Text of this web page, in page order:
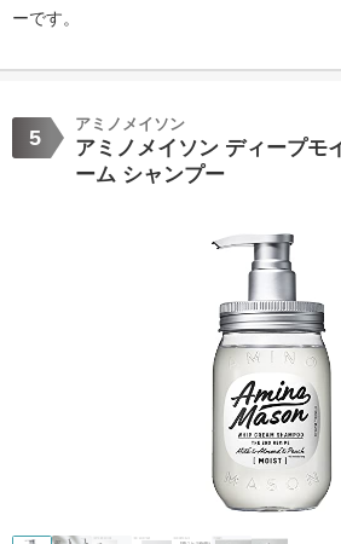
ーです。
5
アミノメイソン
アミノメイソン ディープモ
ーム シャンプー